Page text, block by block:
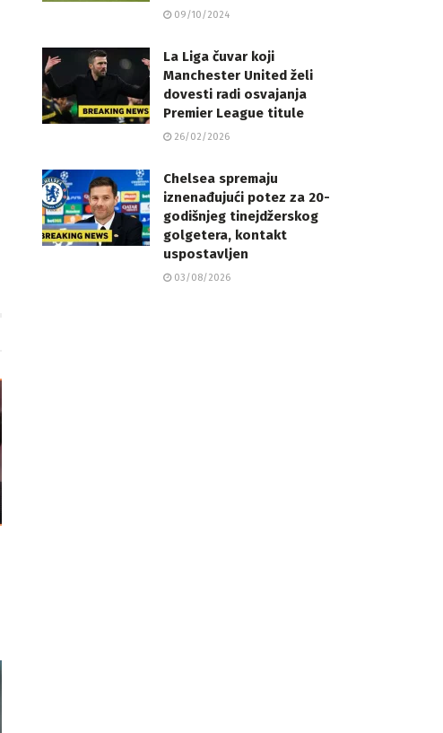
09/10/2024
La Liga čuvar koji
Manchester United želi
dovesti radi osvajanja
Premier League titule
26/02/2026
Chelsea spremaju
iznenađujući potez za 20-
godišnjeg tinejdžerskog
golgetera, kontakt
uspostavljen
03/08/2026